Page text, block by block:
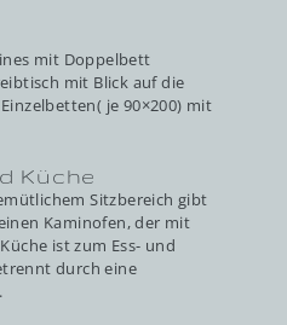
mit Doppelbett
mit Blick auf die
je 90×200) mit
Küche
Sitzbereich gibt
Kaminofen, der mit
ist zum Ess- und
durch eine